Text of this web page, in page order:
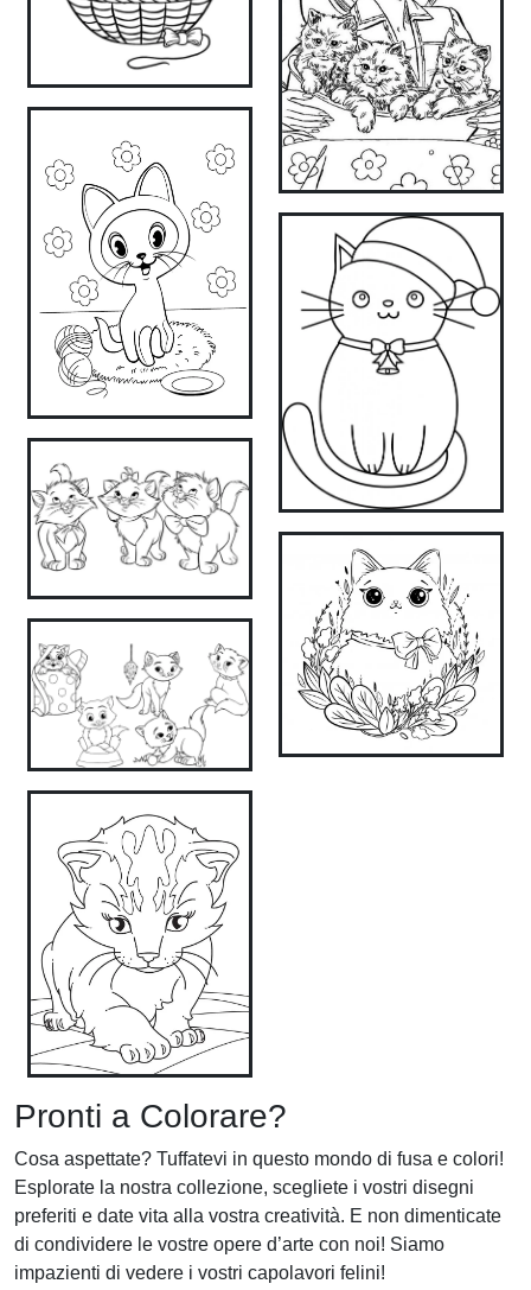
Pronti a Colorare?
Cosa aspettate? Tuffatevi in questo mondo di fusa e colori!
Esplorate la nostra collezione, scegliete i vostri disegni
preferiti e date vita alla vostra creatività. E non dimenticate
di condividere le vostre opere d’arte con noi! Siamo
impazienti di vedere i vostri capolavori felini!